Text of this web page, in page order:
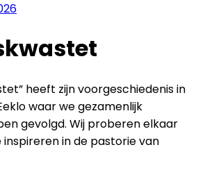
heeft zijn voorgeschiedenis in
waar we gezamenlijk
gevolgd. Wij proberen elkaar
in de pastorie van